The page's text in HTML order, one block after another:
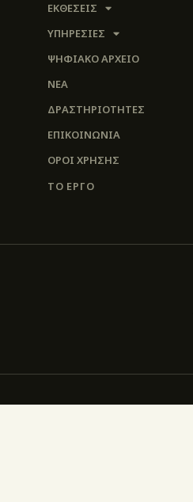
ΕΚΘΕΣΕΙΣ
ΥΠΗΡΕΣΙΕΣ
ΨΗΦΙΑΚΌ ΑΡΧΕΊΟ
ΝΕΑ
ΔΡΑΣΤΗΡΙΟΤΗΤΕΣ
ΕΠΙΚΟΙΝΩΝΊΑ
ΌΡΟΙ ΧΡΉΣΗΣ
ΤΟ ΕΡΓΟ